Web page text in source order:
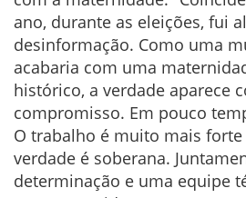
ano, durante as eleições, fui
desinformação. Como uma
acabaria com uma
histórico, a verdade aparece
compromisso. Em pouco
O trabalho é muito mais forte
verdade é soberana.
determinação e uma equipe